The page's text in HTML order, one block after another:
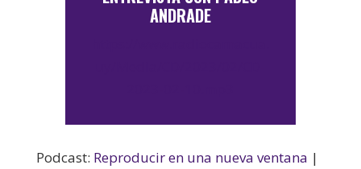
ANDRADE
Podcast: Reproducir en una nueva ventana |